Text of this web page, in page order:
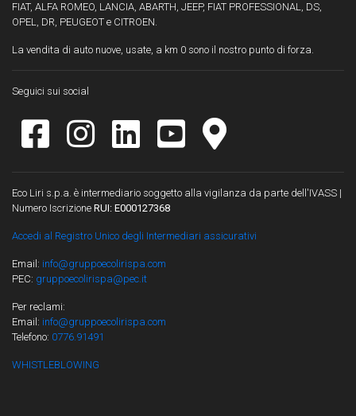
FIAT, ALFA ROMEO, LANCIA, ABARTH, JEEP, FIAT PROFESSIONAL, DS,
OPEL, DR, PEUGEOT e CITROEN.
La vendita di auto nuove, usate, a km 0 sono il nostro punto di forza.
Seguici sui social
Eco Liri s.p.a. è intermediario soggetto alla vigilanza da parte dell'IVASS |
Numero Iscrizione RUI: E000127368
Accedi al Registro Unico degli Intermediari assicurativi
Email: info@gruppoecolirispa.com
PEC: gruppoecolirispa@pec.it
Per reclami:
Email: info@gruppoecolirispa.com
Telefono: 0776.91491
WHISTLEBLOWING